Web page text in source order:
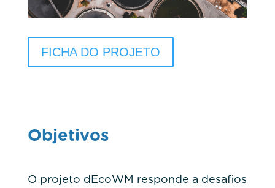
FICHA DO PROJETO
Objetivos
O projeto dEcoWM responde a desafios